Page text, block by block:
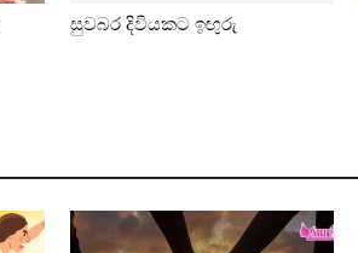
සුවබර දිවියකට ඉඟුරු